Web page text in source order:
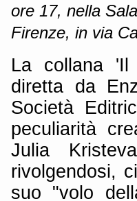
ore 17, nella
Firenze, in via
La collana 'Il
diretta da
Società
peculiarità
Julia
rivolgendosi,
suo "volo